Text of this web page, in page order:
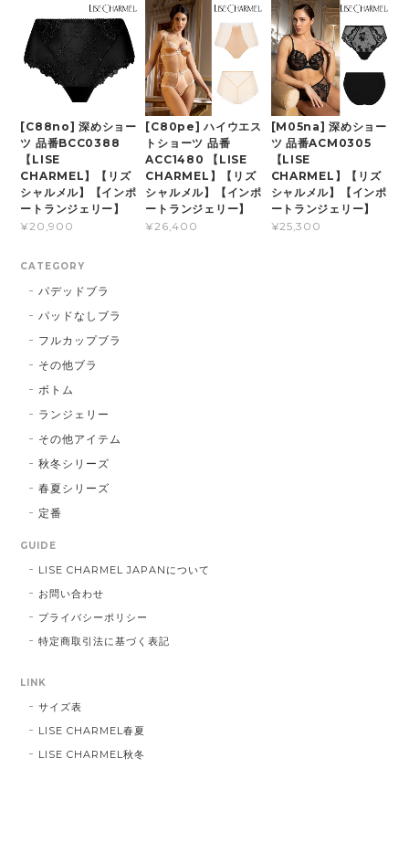
[C88no] 深めショー
ツ 品番BCC0388
【LISE
CHARMEL】【リズ
シャルメル】【インポ
ートランジェリー】
¥20,900
[C80pe] ハイウエス
トショーツ 品番
ACC1480 【LISE
CHARMEL】【リズ
シャルメル】【インポ
ートランジェリー】
¥26,400
[M05na] 深めショー
ツ 品番ACM0305
【LISE
CHARMEL】【リズ
シャルメル】【インポ
ートランジェリー】
¥25,300
CATEGORY
パデッドブラ
パッドなしブラ
フルカップブラ
その他ブラ
ボトム
ランジェリー
その他アイテム
秋冬シリーズ
春夏シリーズ
定番
GUIDE
LISE CHARMEL JAPANについて
お問い合わせ
プライバシーポリシー
特定商取引法に基づく表記
LINK
サイズ表
LISE CHARMEL春夏
LISE CHARMEL秋冬